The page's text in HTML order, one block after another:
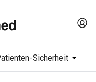
Sicherheit